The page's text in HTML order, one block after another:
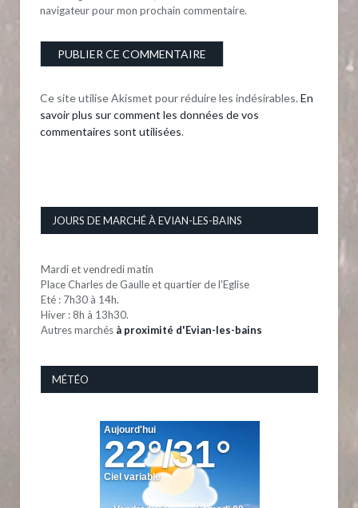
navigateur pour mon prochain commentaire.
Ce site utilise Akismet pour réduire les indésirables. En
savoir plus sur comment les données de vos
commentaires sont utilisées.
JOURS DE MARCHÉ À EVIAN-LES-BAINS
Mardi et vendredi matin
Place Charles de Gaulle et quartier de l'Eglise
Eté : 7h30 à 14h.
Hiver : 8h à 13h30.
Autres marchés à proximité d'Evian-les-bains
MÉTÉO